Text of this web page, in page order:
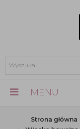
MENU
Strona główna